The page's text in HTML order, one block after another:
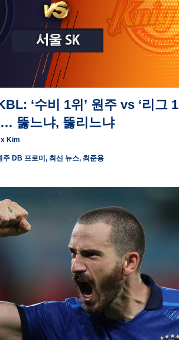
‘수비 1위’ 원주 vs ‘리그 1
뚫느냐, 뚫리느냐
Kim
주 DB 프로미, 최신 뉴스, 최준용